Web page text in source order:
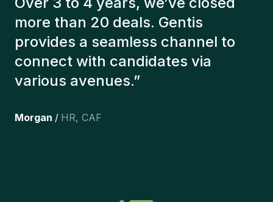
into account in order to present us
with the right candidates. The
people we've recruited are still
here, and personally I'm very
the team. ”